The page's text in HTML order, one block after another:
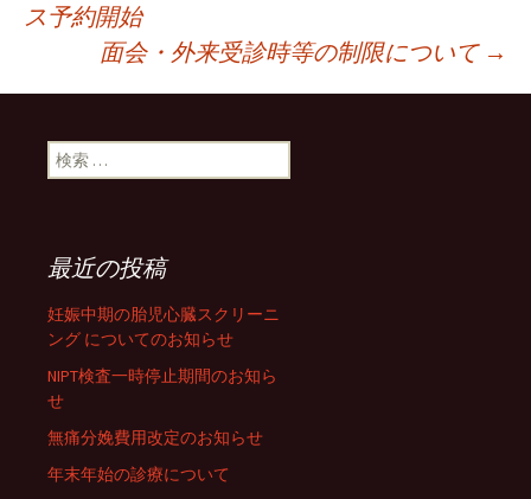
投稿ナビゲーション
ス予約開始
面会・外来受診時等の制限について →
検索:
最近の投稿
妊娠中期の胎児心臓スクリーニ
ング についてのお知らせ
NIPT検査一時停止期間のお知ら
せ
無痛分娩費用改定のお知らせ
年末年始の診療について